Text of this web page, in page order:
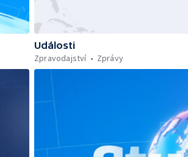
Události
Zpravodajství
Zprávy